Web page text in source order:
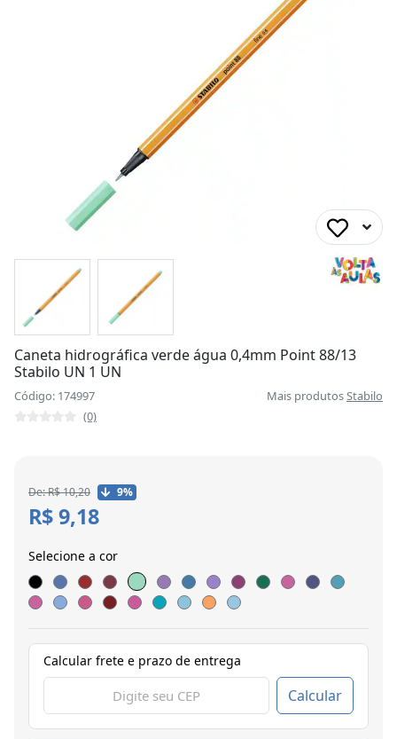
Caneta hidrográfica verde água 0,4mm Point 88/13
Stabilo UN 1 UN
Código: 174997 Mais produtosStabilo
(0)
De: R$ 10,20 9%
R$ 9,18
Selecione a cor
Calcular frete e prazo de entrega
Calcular